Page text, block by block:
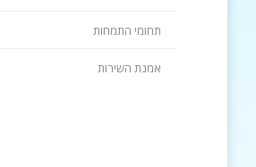
תחומי התמחות
אמנת השירות